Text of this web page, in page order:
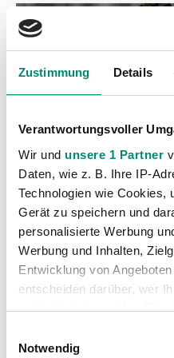
Zustimmung Details
Verantwortungsvoller
Wir und unsere 1 Partner
Daten, wie z. B. Ihre IP-
Technologien wie Cookies,
Gerät zu speichern und
personalisierte Werbung
Werbung und Inhalten,
Entwicklung von
entscheiden darüber, wer
nutzt. Sie können Ihre
Trigger Symbol ändern oder
Notwendig
Kategorien
Damen